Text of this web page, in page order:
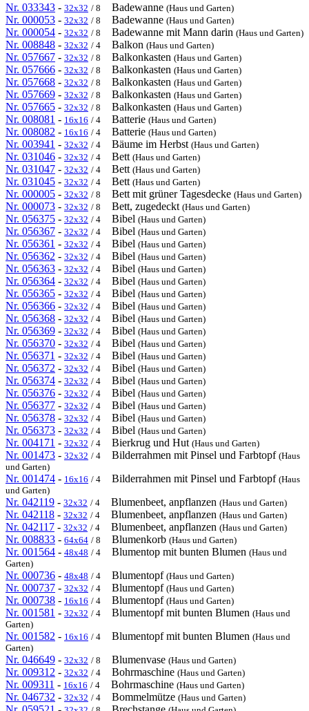
Nr. 033343 - 32x32 / 8 Badewanne (Haus und Garten)
Nr. 000053 - 32x32 / 8 Badewanne (Haus und Garten)
Nr. 000054 - 32x32 / 8 Badewanne mit Mann darin (Haus und Garten)
Nr. 008848 - 32x32 / 4 Balkon (Haus und Garten)
Nr. 057667 - 32x32 / 8 Balkonkasten (Haus und Garten)
Nr. 057666 - 32x32 / 8 Balkonkasten (Haus und Garten)
Nr. 057668 - 32x32 / 8 Balkonkasten (Haus und Garten)
Nr. 057669 - 32x32 / 8 Balkonkasten (Haus und Garten)
Nr. 057665 - 32x32 / 8 Balkonkasten (Haus und Garten)
Nr. 008081 - 16x16 / 4 Batterie (Haus und Garten)
Nr. 008082 - 16x16 / 4 Batterie (Haus und Garten)
Nr. 003941 - 32x32 / 4 Bäume im Herbst (Haus und Garten)
Nr. 031046 - 32x32 / 4 Bett (Haus und Garten)
Nr. 031047 - 32x32 / 4 Bett (Haus und Garten)
Nr. 031045 - 32x32 / 4 Bett (Haus und Garten)
Nr. 000005 - 32x32 / 8 Bett mit grüner Tagesdecke (Haus und Garten)
Nr. 000073 - 32x32 / 8 Bett, zugedeckt (Haus und Garten)
Nr. 056375 - 32x32 / 4 Bibel (Haus und Garten)
Nr. 056367 - 32x32 / 4 Bibel (Haus und Garten)
Nr. 056361 - 32x32 / 4 Bibel (Haus und Garten)
Nr. 056362 - 32x32 / 4 Bibel (Haus und Garten)
Nr. 056363 - 32x32 / 4 Bibel (Haus und Garten)
Nr. 056364 - 32x32 / 4 Bibel (Haus und Garten)
Nr. 056365 - 32x32 / 4 Bibel (Haus und Garten)
Nr. 056366 - 32x32 / 4 Bibel (Haus und Garten)
Nr. 056368 - 32x32 / 4 Bibel (Haus und Garten)
Nr. 056369 - 32x32 / 4 Bibel (Haus und Garten)
Nr. 056370 - 32x32 / 4 Bibel (Haus und Garten)
Nr. 056371 - 32x32 / 4 Bibel (Haus und Garten)
Nr. 056372 - 32x32 / 4 Bibel (Haus und Garten)
Nr. 056374 - 32x32 / 4 Bibel (Haus und Garten)
Nr. 056376 - 32x32 / 4 Bibel (Haus und Garten)
Nr. 056377 - 32x32 / 4 Bibel (Haus und Garten)
Nr. 056378 - 32x32 / 4 Bibel (Haus und Garten)
Nr. 056373 - 32x32 / 4 Bibel (Haus und Garten)
Nr. 004171 - 32x32 / 4 Bierkrug und Hut (Haus und Garten)
Nr. 001473 - 32x32 / 4 Bilderrahmen mit Pinsel und Farbtopf (Haus
und Garten)
Nr. 001474 - 16x16 / 4 Bilderrahmen mit Pinsel und Farbtopf (Haus
und Garten)
Nr. 042119 - 32x32 / 4 Blumenbeet, anpflanzen (Haus und Garten)
Nr. 042118 - 32x32 / 4 Blumenbeet, anpflanzen (Haus und Garten)
Nr. 042117 - 32x32 / 4 Blumenbeet, anpflanzen (Haus und Garten)
Nr. 008833 - 64x64 / 8 Blumenkorb (Haus und Garten)
Nr. 001564 - 48x48 / 4 Blumentop mit bunten Blumen (Haus und
Garten)
Nr. 000736 - 48x48 / 4 Blumentopf (Haus und Garten)
Nr. 000737 - 32x32 / 4 Blumentopf (Haus und Garten)
Nr. 000738 - 16x16 / 4 Blumentopf (Haus und Garten)
Nr. 001581 - 32x32 / 4 Blumentopf mit bunten Blumen (Haus und
Garten)
Nr. 001582 - 16x16 / 4 Blumentopf mit bunten Blumen (Haus und
Garten)
Nr. 046649 - 32x32 / 8 Blumenvase (Haus und Garten)
Nr. 009312 - 32x32 / 4 Bohrmaschine (Haus und Garten)
Nr. 009311 - 16x16 / 4 Bohrmaschine (Haus und Garten)
Nr. 046732 - 32x32 / 4 Bommelmütze (Haus und Garten)